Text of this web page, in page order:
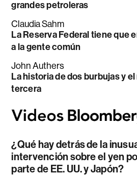
grandes petroleras
Claudia Sahm
La Reserva Federal tiene que
a la gente común
John Authers
La historia de dos burbujas y
tercera
¿Qué hay detrás de la
intervención sobre el yen
parte de EE. UU. y Japón?